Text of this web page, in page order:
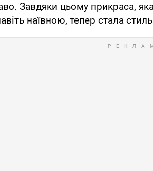
Завдяки цьому прикраса,
наївною, тепер стала